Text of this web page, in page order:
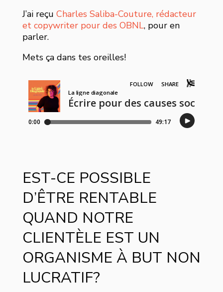
J’ai reçu Charles Saliba-Couture, rédacteur
et copywriter pour des OBNL, pour en
parler.
Mets ça dans tes oreilles!
EST-CE POSSIBLE
D’ÊTRE RENTABLE
QUAND NOTRE
CLIENTÈLE EST UN
ORGANISME À BUT NON
LUCRATIF?